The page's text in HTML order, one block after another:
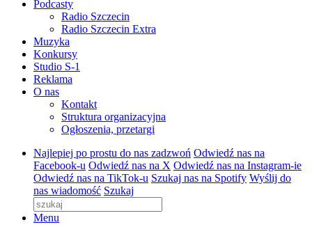
Podcasty
Radio Szczecin
Radio Szczecin Extra
Muzyka
Konkursy
Studio S-1
Reklama
O nas
Kontakt
Struktura organizacyjna
Ogłoszenia, przetargi
Najlepiej po prostu do nas zadzwoń Odwiedź nas na
Facebook-u Odwiedź nas na X Odwiedź nas na Instagram-ie
Odwiedź nas na TikTok-u Szukaj nas na Spotify Wyślij do
nas wiadomość Szukaj
Menu